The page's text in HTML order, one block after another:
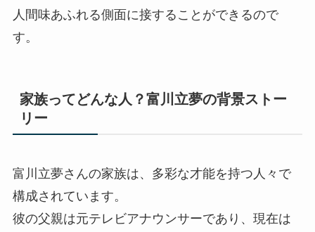
人間味あふれる側面に接することができるので
す。
家族ってどんな人？富川立夢の背景ストー
リー
富川立夢さんの家族は、多彩な才能を持つ人々で
構成されています。
彼の父親は元テレビアナウンサーであり、現在は